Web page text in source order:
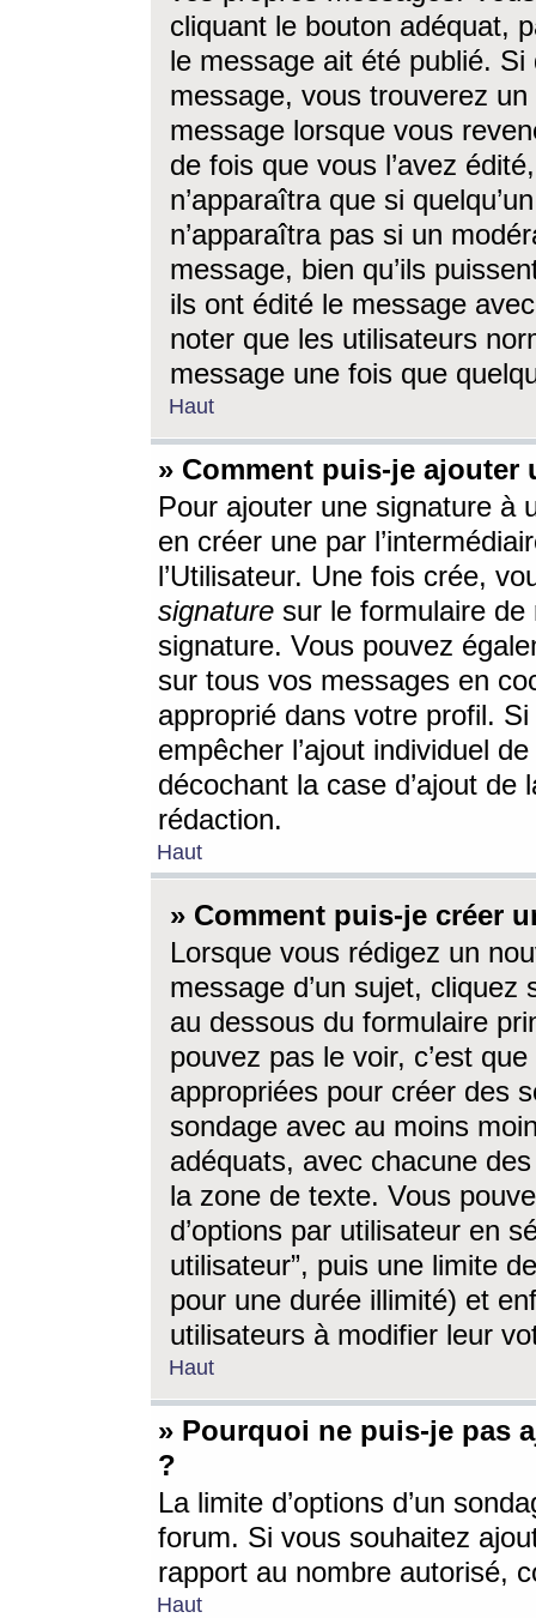
cliquant le bouton adéquat,
le message ait été publié. Si
message, vous trouverez
message lorsque vous
de fois que vous l’avez
n’apparaîtra que si
n’apparaîtra pas si un
message, bien qu’ils
ils ont édité le message
noter que les utilisateurs
message une fois que
Haut
» Comment puis-je ajouter
Pour ajouter une signature à
en créer une par
l’Utilisateur. Une fois crée,
signature sur le formulaire de
signature. Vous pouvez
sur tous vos messages en
approprié dans votre profil.
empêcher l’ajout individuel
décochant la case d’ajout
rédaction.
Haut
» Comment puis-je créer
Lorsque vous rédigez un
message d’un sujet, cliquez
au dessous du formulaire
pouvez pas le voir, c’est
appropriées pour créer des
sondage avec au moins
adéquats, avec chacune
la zone de texte. Vous
d’options par utilisateur en
utilisateur”, puis une limite
pour une durée illimité) et
utilisateurs à modifier leur
Haut
» Pourquoi ne puis-je pas
?
La limite d’options d’un
forum. Si vous souhaitez
rapport au nombre autorisé,
Haut